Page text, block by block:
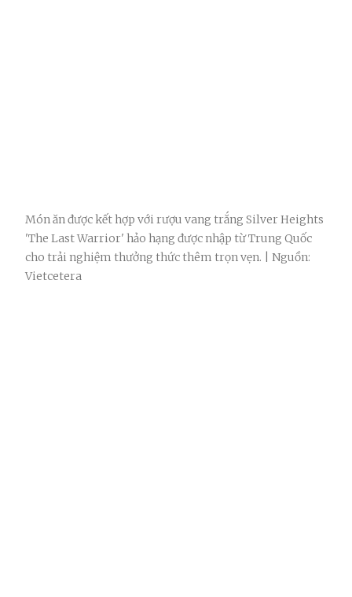
Món ăn được kết hợp với rượu vang trắng Silver Heights
'The Last Warrior' hảo hạng được nhập từ Trung Quốc
cho trải nghiệm thưởng thức thêm trọn vẹn. | Nguồn:
Vietcetera